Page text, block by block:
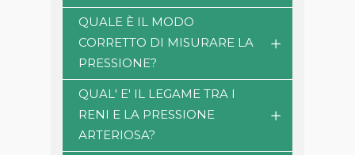
QUALE È IL MODO
CORRETTO DI MISURARE LA
PRESSIONE?
QUAL' E' IL LEGAME TRA I
RENI E LA PRESSIONE
ARTERIOSA?